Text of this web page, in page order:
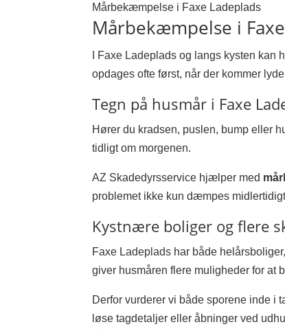
Mårbekæmpelse i Faxe Ladeplads
Mårbekæmpelse i
I Faxe Ladeplads og langs kysten
opdages ofte først, når der kommer
Tegn på husmår i Faxe
Hører du kradsen, puslen, bump eller
tidligt om morgenen.
AZ Skadedyrsservice hjælper med
problemet ikke kun dæmpes
Kystnære boliger og flere
Faxe Ladeplads har både
giver husmåren flere muligheder for at
Derfor vurderer vi både sporene inde i
løse tagdetaljer eller åbninger ved